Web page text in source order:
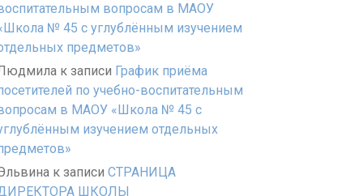
вопросам в МАОУ
№ 45 с углублённым изучением
предметов»
к записи График приёма
по учебно-воспитательным
в МАОУ «Школа № 45 с
изучением отдельных
к записи СТРАНИЦА
ШКОЛЫ